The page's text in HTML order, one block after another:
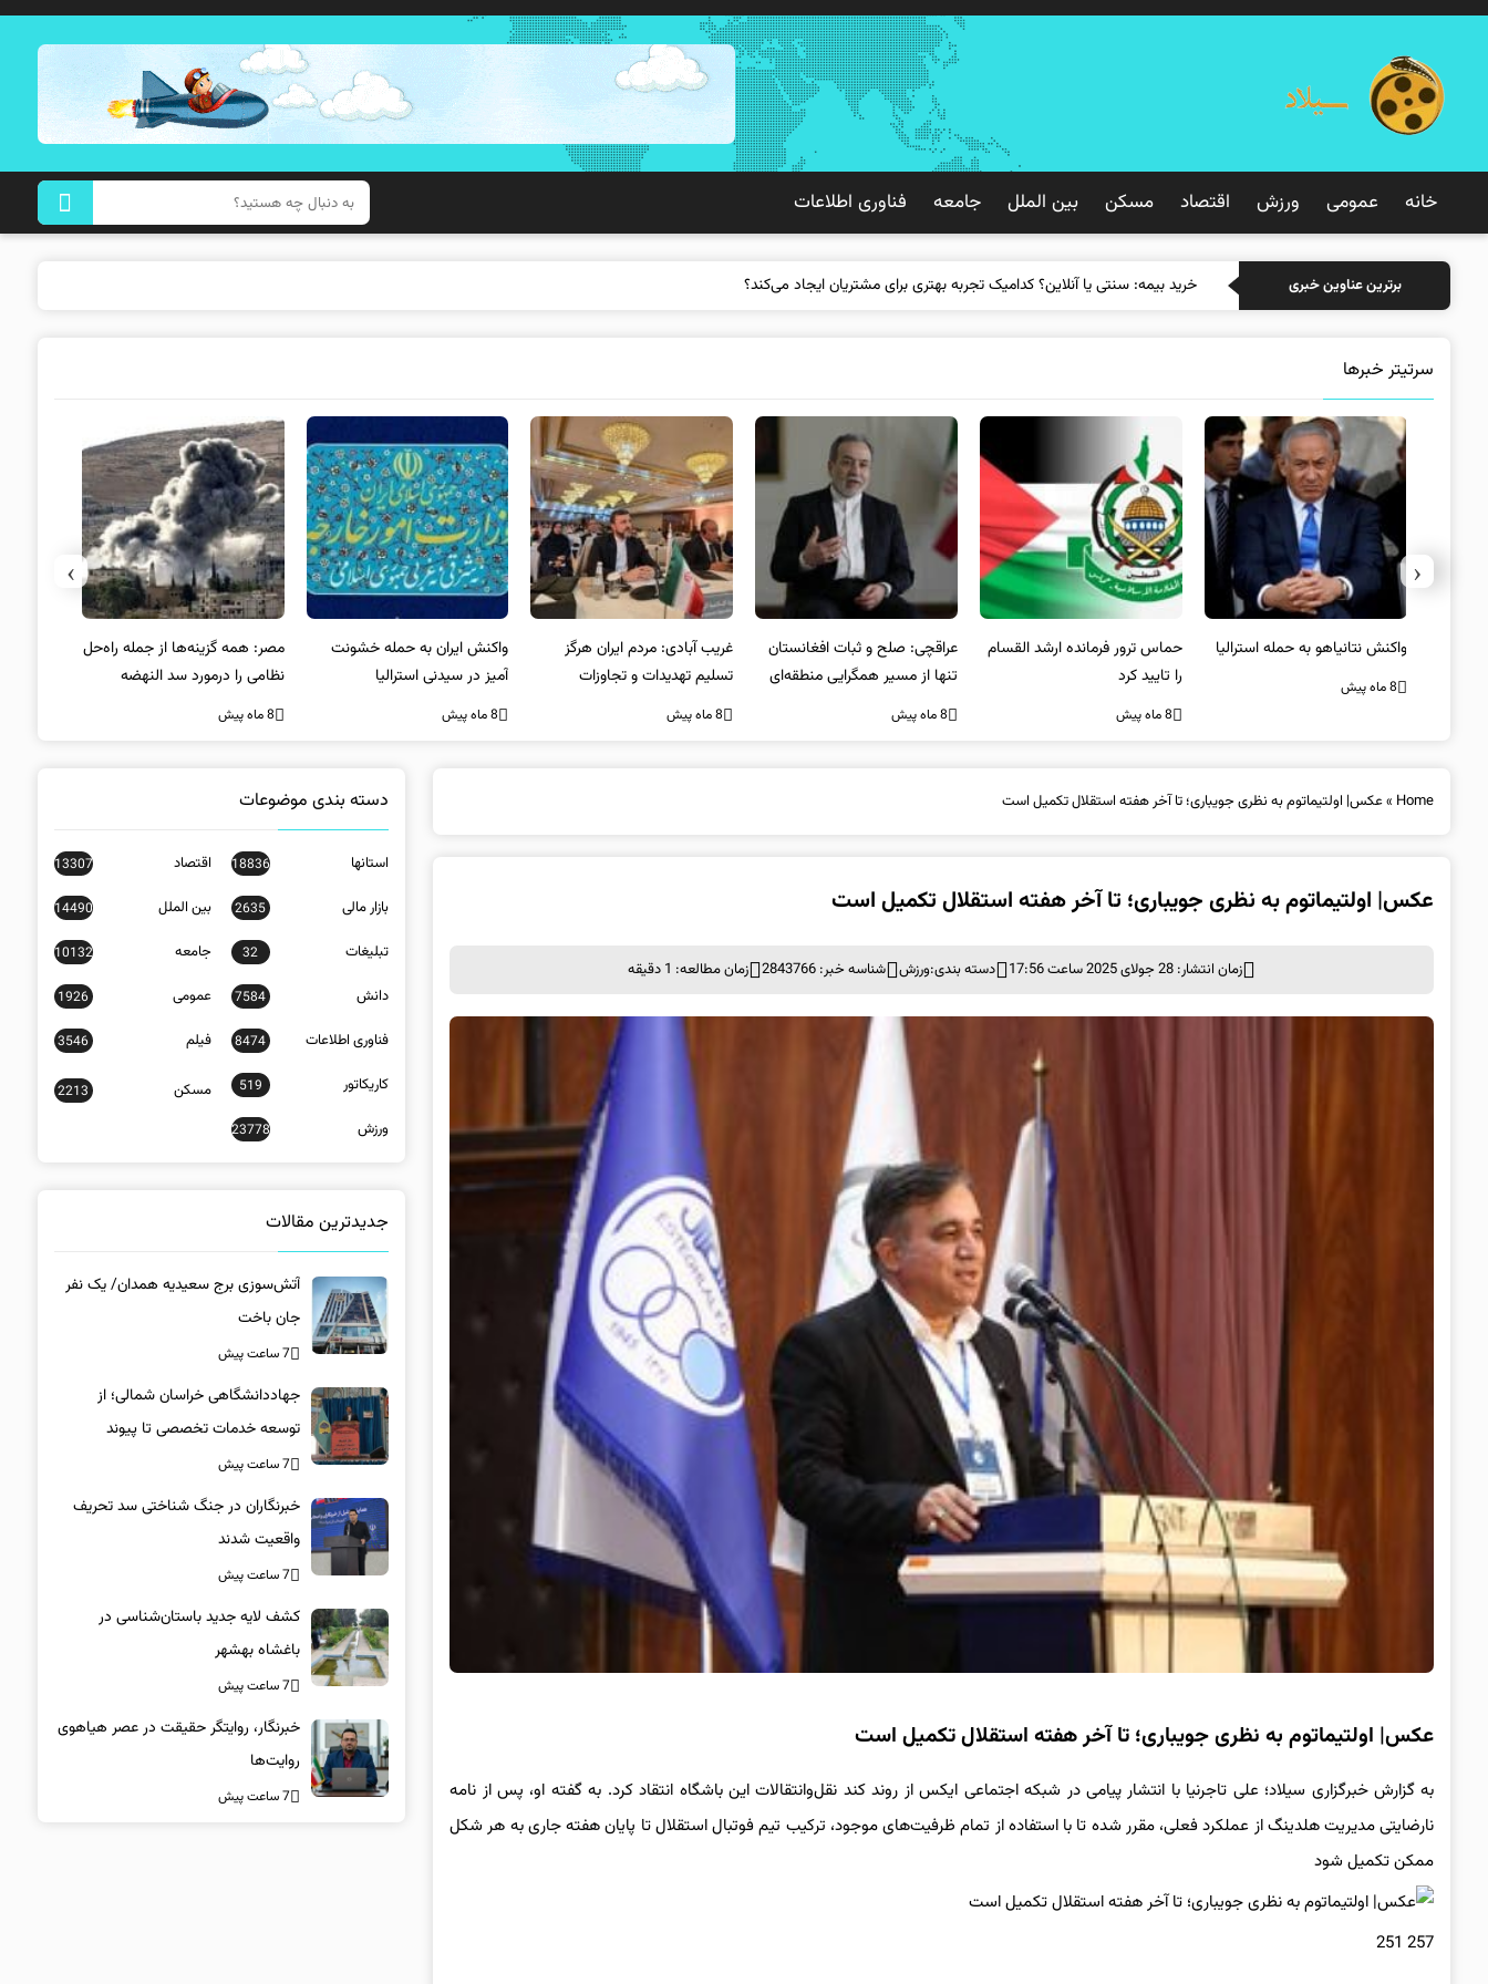
خانه عمومی ورزش اقتصاد مسکن بین الملل جامعه فناوری اطلاعات
برترین عناوین خبری خرید بیمه: سنتی
سرتیتر خبرها
واکنش نتانیاهو به حمله استرالیا
8 ماه پیش
حماس ترور فرمانده ارشد القسام
را تایید کرد
8 ماه پیش
عراقچی: صلح و ثبات افغانستان
تنها از مسیر همگرایی منطقه‌ای
محقق می‌شود
8 ماه پیش
غریب آبادی: مردم ایران هرگز
تسلیم تهدیدات و تجاوزات
نخواهند شد و متحد و منسجم
8 ماه پیش
واکنش ایران به حمله خشونت
آمیز در سیدنی استرالیا
8 ماه پیش
مصر: همه گزینه‌ها از جمله راه‌حل
نظامی را درمورد سد النهضه
بررسی می‌کنیم
8 ماه پیش
‹
›
Home
»عکس| اولتیماتوم به نظری جویباری؛ تا آخر هفته استقلال تکمیل است
عکس| اولتیماتوم به نظری جویباری؛ تا آخر هفته استقلال تکمیل است
زمان انتشار: 28 جولای 2025 ساعت 17:56 دسته بندی:ورزش شناسه خبر: 2843766 زمان مطالعه: 1 دقیقه
عکس| اولتیماتوم به نظری جویباری؛ تا آخر هفته استقلال تکمیل است
به گزارش خبرگزاری سیلاد؛ علی تاجرنیا با انتشار پیامی در شبکه اجتماعی ایکس از روند کند نقل‌وانتقالات این باشگاه انتقاد کرد. به گفته او، پس از نامه
نارضایتی مدیریت هلدینگ از عملکرد فعلی، مقرر شده تا با استفاده از تمام ظرفیت‌های موجود، ترکیب تیم فوتبال استقلال تا پایان هفته جاری به هر شکل
ممکن تکمیل شود
257 251
دسته بندی موضوعات
استانها 18836 اقتصاد 13307
بازار مالی 2635 بین الملل 14490
تبلیغات 32 جامعه 10132
دانش 7584 عمومی 1926
فناوری اطلاعات 8474 فیلم 3546
کاریکاتور 519 مسکن 2213
ورزش 23778
جدیدترین مقالات
آتش‌سوزی برج سعیدیه همدان/ یک نفر
جان باخت
7 ساعت پیش
جهاددانشگاهی خراسان شمالی؛ از
توسعه خدمات تخصصی تا پیوند
دانشگاه و جامعه
7 ساعت پیش
خبرنگاران در جنگ شناختی سد تحریف
واقعیت شدند
7 ساعت پیش
کشف لایه جدید باستان‌شناسی در
باغشاه بهشهر
7 ساعت پیش
خبرنگار، روایتگر حقیقت در عصر هیاهوی
روایت‌ها
7 ساعت پیش